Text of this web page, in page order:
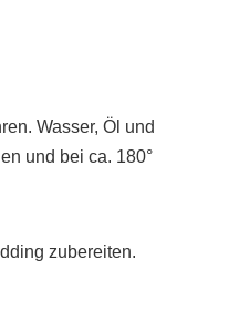
Wasser, Öl und
und bei ca. 180°
zubereiten.